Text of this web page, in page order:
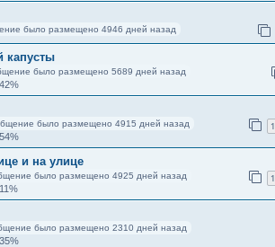
было размещено 4946 дней назад
капусты
было размещено 5689 дней назад
1
было размещено 4915 дней назад
и на улице
1
было размещено 4925 дней назад
было размещено 2310 дней назад